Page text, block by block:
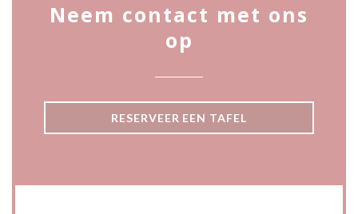
Neem contact met ons
op
RESERVEER EEN TAFEL